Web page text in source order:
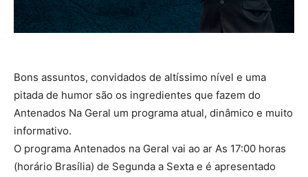
Bons assuntos, convidados de altíssimo nível e uma
pitada de humor são os ingredientes que fazem do
Antenados Na Geral um programa atual, dinâmico e muito
informativo.
O programa Antenados na Geral vai ao ar As 17:00 horas
(horário Brasília) de Segunda a Sexta e é apresentado